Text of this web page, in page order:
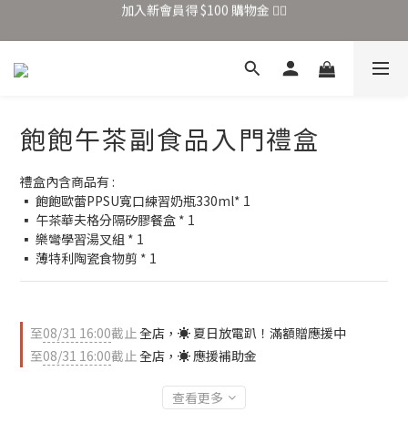
加入新會員得 $100 購物金 👉🏻
全站滿 $699 享免運
加入新會員得 $100 購物金 👉🏻
飽飽午茶副食品入門禮盒
禮盒內含商品有 :
▪ 飽飽歐蕾PPSU寬口練習奶瓶330ml* 1
▪ 午茶華夫格分隔矽膠餐盒 * 1
▪ 樂彎學習湯叉組 * 1
▪ 薄特利陶瓷食物剪 * 1
至08/31 16:00截止全店，☀️ 夏日放電趴！滿額贈應援中
至08/31 16:00截止全店，☀️ 應援補助金
查看更多